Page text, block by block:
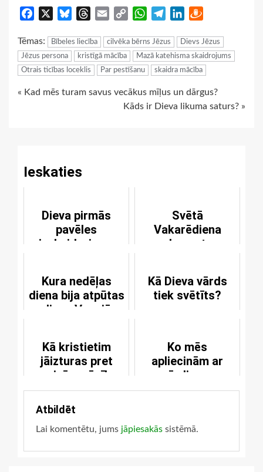
Facebook BlueskyThreads
Email
Copy
WhatsApp
TelegramLinkedIn
Tēmas: Bībeles liecība cilvēka bērns Jēzus
Dievs Jēzus
Jēzus persona
kristīgā mācība
Mazā katehisma skaidrojums
Otrais ticības loceklis
Par pestīšanu skaidra mācība
Continue
« Kad mēs turam savus vecākus mīļus un dārgus?
Kāds ir Dieva likuma saturs? »
Ieskaties
Dieva pirmās
pavēles
izskaidrojums
Svētā
Vakarēdiena
elementu
Kura nedēļas
diena bija atpūtas
diena Vecajā
Kā Dieva vārds
tiek svētīts?
Kā kristietim
jāizturas pret
pareizās mācības
Baznīcām?
Ko mēs
apliecinām ar
vārdiem -
Visvarenais
Atbildēt
Lai komentētu, jums jāpiesakās sistēmā.